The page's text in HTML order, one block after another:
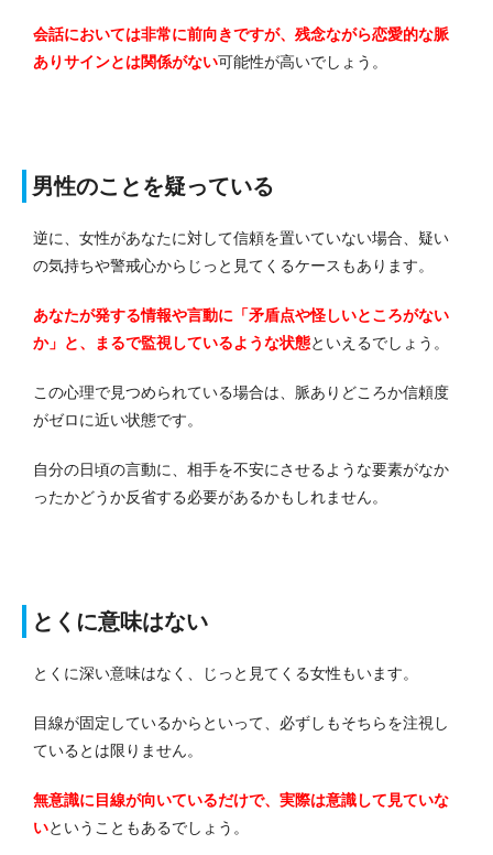
会話においては非常に前向きですが、残念ながら恋愛的な脈
ありサインとは関係がない可能性が高いでしょう。
男性のことを疑っている
逆に、女性があなたに対して信頼を置いていない場合、疑い
の気持ちや警戒心からじっと見てくるケースもあります。
あなたが発する情報や言動に「矛盾点や怪しいところがない
か」と、まるで監視しているような状態といえるでしょう。
この心理で見つめられている場合は、脈ありどころか信頼度
がゼロに近い状態です。
自分の日頃の言動に、相手を不安にさせるような要素がなか
ったかどうか反省する必要があるかもしれません。
とくに意味はない
とくに深い意味はなく、じっと見てくる女性もいます。
目線が固定しているからといって、必ずしもそちらを注視し
ているとは限りません。
無意識に目線が向いているだけで、実際は意識して見ていな
いということもあるでしょう。